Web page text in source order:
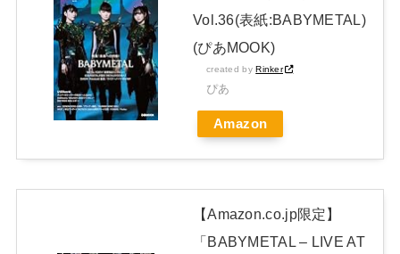
春華、めっちゃ上手い NEW!
日本独自企画・限定生産盤「METAL FORTH (DELUXE
JAPAN EDITION)」着弾
【BABYMETAL】METAL FORTH DELUXE JAPAN EDITION
Vol.36(表紙:BABYMETAL)
(ぴあMOOK)
created byRinker
ぴあ
Amazon
【Amazon.co.jp限定】
「BABYMETAL – LIVE AT